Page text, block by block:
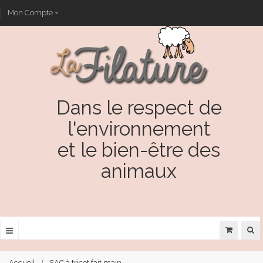
Mon Compte
Dans le respect de
l'environnement
et le bien-être des
animaux